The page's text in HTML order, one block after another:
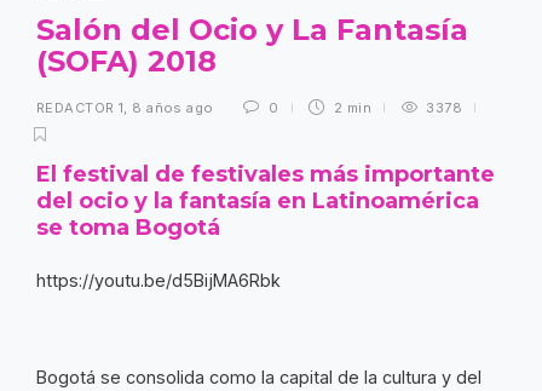
Salón del Ocio y La Fantasía
(SOFA) 2018
REDACTOR 1, 8 años ago 0 2 min 3378
El festival de festivales más importante
del ocio y la fantasía en Latinoamérica
se toma Bogotá
https://youtu.be/d5BijMA6Rbk
Bogotá se consolida como la capital de la cultura y del